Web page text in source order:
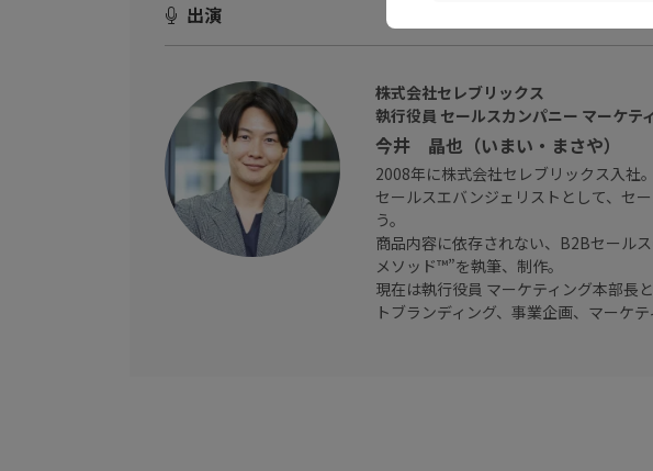
出演
株式会社セレブリックス
執行役員 セールスカンパニー マーケテ
今井 晶也（いまい・まさや）
2008年に株式会社セレブリックス入社。
セールスエバンジェリストとして、セ
う。
商品内容に依存されない、B2Bセール
メソッド™”を執筆、制作。
現在は執行役員 マーケティング本部長
トブランディング、事業企画、マーケ